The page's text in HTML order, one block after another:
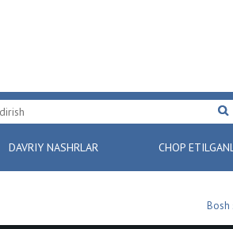
DAVRIY NASHRLAR CHOP
Bosh